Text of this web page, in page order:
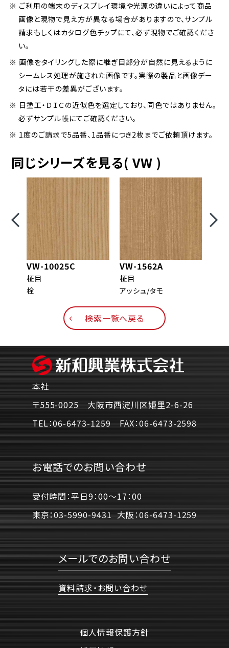
※ ご利用の端末のディスプレイ環境や光源の違いによって商品
画像と現物で見え方が異なる場合がありますので、サンプル
請求もしくはカタログ色チップにて、必ず現物でご確認くださ
い。
※ 画像をタイリングした際に継ぎ目部分が自然に見えるように
シームレス処理が施された画像です。実際の製品と画像デー
タには若干の差異がございます。
※ 日塗工・ＤＩＣの近似色を選定しており、同色ではありません。
必ずサンプル帳にてご確認ください。
※ 1度のご請求で5品番、1品番につき2枚までご依頼頂けます。
同じシリーズを見る( VW )
VW-10025C
柾目
栓
VW-1562A
柾目
アッシュ/タモ
検索一覧へ戻る
本社
〒555-0025 大阪市西淀川区姫里2-6-26
TEL：06-6473-1259 FAX：06-6473-2598
お電話でのお問い合わせ
受付時間：平日9：00〜17：00
東京：03-5990-9431 大阪：06-6473-1259
メールでのお問い合わせ
資料請求・お問い合わせ
個人情報保護方針